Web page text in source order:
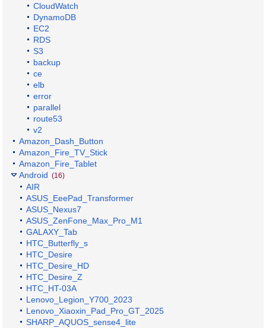
CloudWatch
DynamoDB
EC2
RDS
S3
backup
ce
elb
error
parallel
route53
v2
Amazon_Dash_Button
Amazon_Fire_TV_Stick
Amazon_Fire_Tablet
Android (16)
AIR
ASUS_EeePad_Transformer
ASUS_Nexus7
ASUS_ZenFone_Max_Pro_M1
GALAXY_Tab
HTC_Butterfly_s
HTC_Desire
HTC_Desire_HD
HTC_Desire_Z
HTC_HT-03A
Lenovo_Legion_Y700_2023
Lenovo_Xiaoxin_Pad_Pro_GT_2025
SHARP_AQUOS_sense4_lite